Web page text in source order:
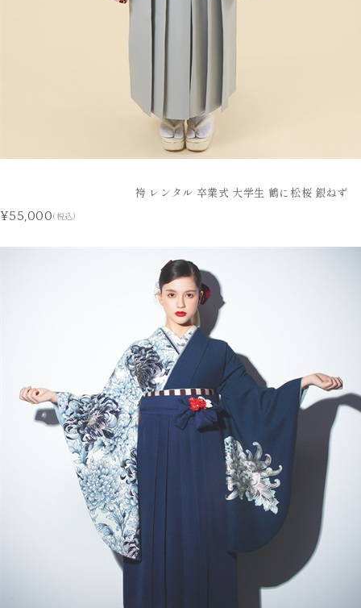
袴 レンタル 卒業式 大学生 鶴に松桜 銀ねず
¥55,000(税込)